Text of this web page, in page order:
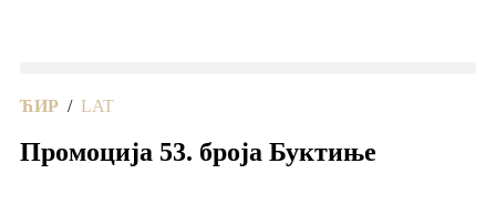
ЋИР / LAT
Промоција 53. броја Буктиње